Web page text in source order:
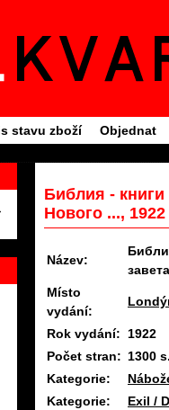
stavu zboží Objednat
Библия -
Нового ..., 1922
Název:
завета
Místo
vydání:
Rok vydání:
1922
Počet stran: 1300 s.
Kategorie:
Kategorie:
Exil /